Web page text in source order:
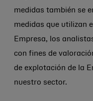
medidas también se
medidas que utilizan
Empresa, los
con fines de
de explotación de la
nuestro sector.